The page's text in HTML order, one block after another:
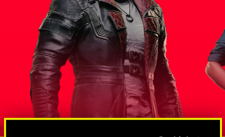
대통령
방대한 규모의 스파이 및 넷러너망
솔로몬 리
도그타운